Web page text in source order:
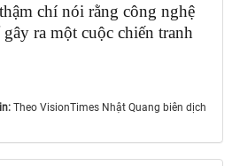
chí nói rằng công nghệ
ra một cuộc chiến tranh
Theo VisionTimes Nhật Quang biên dịch ​​​​​​​